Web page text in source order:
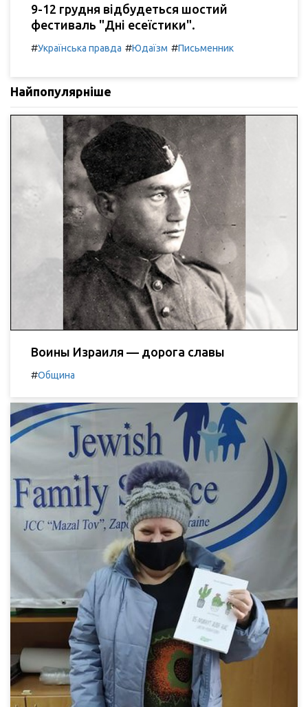
9-12 грудня відбудеться шостий
фестиваль "Дні есеїстики".
#Українська правда #Юдаїзм #Письменник
Найпопулярніше
Воины Израиля — дорога славы
#Община